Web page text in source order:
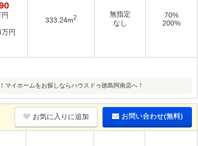
円
333.24m2
無指定
なし
70%
200%
イホームをお探しならハウスドゥ徳島阿南店へ！
お気に入りに追加 お問い合わせ(無料)